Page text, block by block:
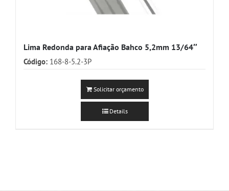
Lima Redonda para Afiação Bahco 5,2mm 13/64″
Código: 168-8-5.2-3P
Solicitar orçamento
Details